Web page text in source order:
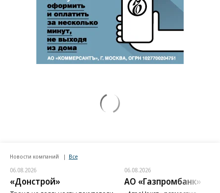
Новости компаний Все
06.08.2026
«Донстрой»
06.08.2026
АО «Газпромбанк»